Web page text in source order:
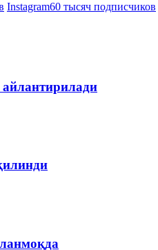
Instagram60 тысяч подписчиков